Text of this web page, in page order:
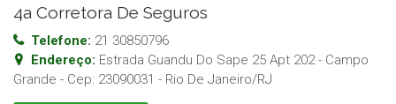
4a Corretora De Seguros
Telefone: 21 30850796
Endereço: Estrada Guandu Do Sape 25 Apt 202 - Campo
Grande - Cep: 23090031 - Rio De Janeiro/RJ